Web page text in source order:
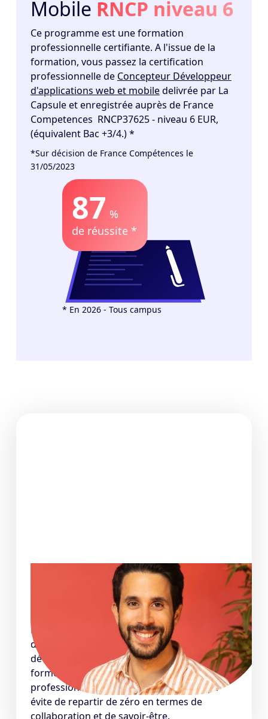
Mobile RNCP niveau 6
Ce programme est une formation
professionnelle certifiante. A l'issue de la
formation, vous passez la certification
professionnelle de Concepteur Développeur
d'applications web et mobiledelivrée par La
Capsule et enregistrée auprès de France
Competences RNCP37625 - niveau 6 EUR,
(équivalent Bac +3/4.) *
*Sur décision de France Compétences le
31/05/2023
87 %
de réussite *
* En 2026 - Tous campus
Il recrute, il témoigne
Foued T. - Directeur de l'Ingénierie @Brigad
Nous avons recruté un alumni de La Capsule
dans notre équipe IT au début du
développement de celle-ci. Les développeurs
formés par La Capsule se distinguent par leur
professionnalisme déjà bien ancré, ce qui
évite de repartir de zéro en termes de
collaboration et de savoir-être.